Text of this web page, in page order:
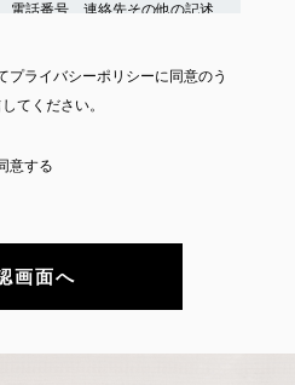
電話番号、連絡先その他の記述
ち「履歴情報および特性情報」
個人情報」以外のものをいい、
ビスやご購入いただいた商品、
性別、職業、年齢、ユーザーのI
方法）
プライバシーポリシーに同意のう
てください。
意する